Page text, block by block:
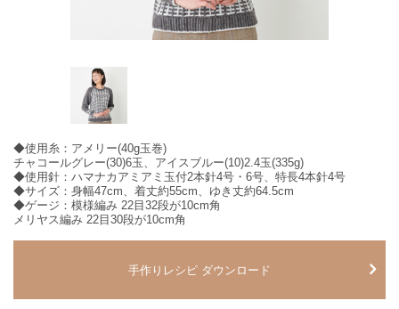
◆使用糸：アメリー(40g玉巻)
チャコールグレー(30)6玉、アイスブルー(10)2.4玉(335g)
◆使用針：ハマナカアミアミ玉付2本針4号・6号、特長4本針4号
◆サイズ：身幅47cm、着丈約55cm、ゆき丈約64.5cm
◆ゲージ：模様編み 22目32段が10cm角
メリヤス編み 22目30段が10cm角
手作りレシピ ダウンロード